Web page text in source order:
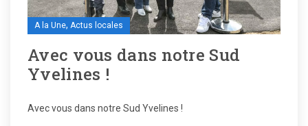
A la Une, Actus locales
Avec vous dans notre Sud
Yvelines !
Avec vous dans notre Sud Yvelines !